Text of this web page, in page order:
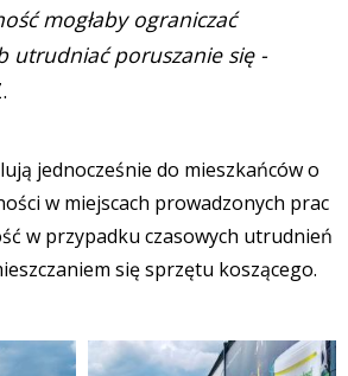
mogłaby ograniczać
utrudniać poruszanie się -
jednocześnie do mieszkańców o
w miejscach prowadzonych prac
w przypadku czasowych utrudnień
się sprzętu koszącego.